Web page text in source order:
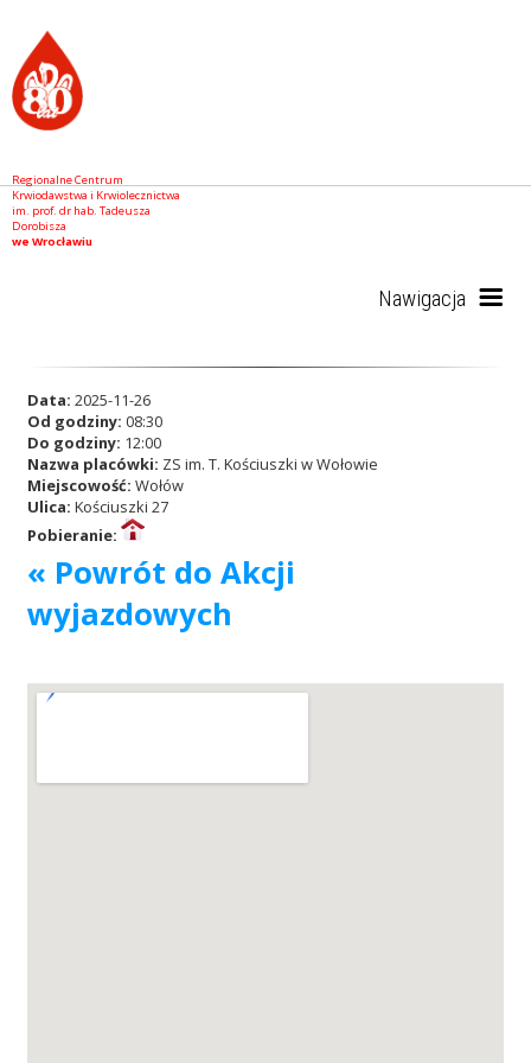
Regionalne Centrum
Krwiodawstwa i Krwiolecznictwa
im. prof. dr hab. Tadeusza
Dorobisza
we Wrocławiu
Nawigacja
RCKiK
Akcje wyjazdowe
Krwiodawcy
Szpitale
Data: 2025-11-26
Od godziny: 08:30
Do godziny: 12:00
Nazwa placówki: ZS im. T. Kościuszki w Wołowie
Miejscowość: Wołów
Ulica: Kościuszki 27
Pobieranie:
« Powrót do Akcji
wyjazdowych